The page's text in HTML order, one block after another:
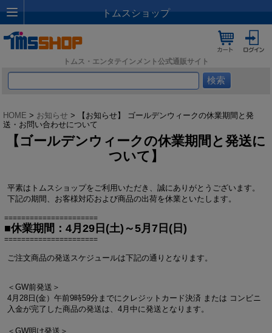
トムスショップ
トムス・エンタテインメント公式通販サイト
HOME > お知らせ > 【お知らせ】 ゴールデンウィークの休業期間と発
送・お問い合わせについて
【ゴールデンウィークの休業期間と発送に
ついて】
平素はトムスショップをご利用いただき、誠にありがとうございます。
下記の期間、お客様対応および商品の出荷を休業といたします。
======================
■休業期間：4月29日(土)～5月7日(日)
======================
ご注文商品の発送スケジュールは下記の通りとなります。
＜GW前発送＞
4月28日(金）午前9時59分までにクレジットカード決済 または コンビニ
入金が完了した商品の発送は、4月中に発送となります。
＜GW明け発送＞